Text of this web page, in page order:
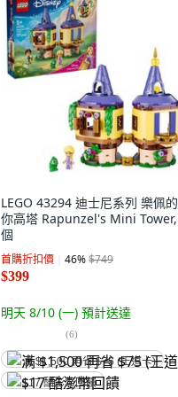
LEGO 43294 迪士尼系列 樂佩
你高塔 Rapunzel's Mini
個
首購折扣價 46%$749
$399
明天 8/10 (一) 預計送達
(6)
满 $1,500 再省 $75 (王道卡)
$17 酷澎幣回饋